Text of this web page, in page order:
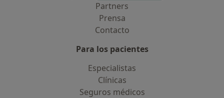
Partners
Prensa
Contacto
Para los pacientes
Especialistas
Clínicas
Seguros médicos